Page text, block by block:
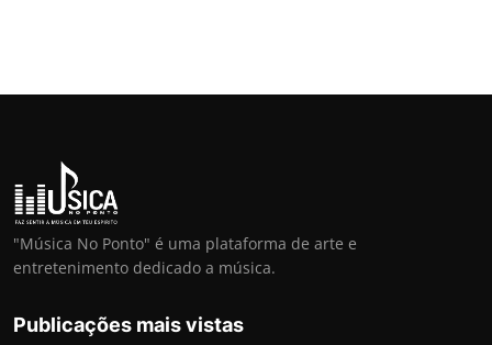
"Música No Ponto" é uma plataforma de arte e
entretenimento dedicado a música.
Publicações mais vistas